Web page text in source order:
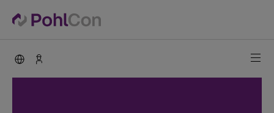
PohlCon international